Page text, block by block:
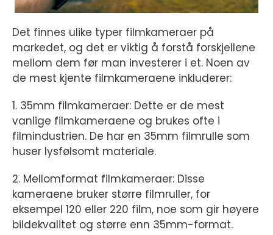
Det finnes ulike typer filmkameraer på
markedet, og det er viktig å forstå forskjellene
mellom dem før man investerer i et. Noen av
de mest kjente filmkameraene inkluderer:
1. 35mm filmkameraer: Dette er de mest
vanlige filmkameraene og brukes ofte i
filmindustrien. De har en 35mm filmrulle som
huser lysfølsomt materiale.
2. Mellomformat filmkameraer: Disse
kameraene bruker større filmruller, for
eksempel 120 eller 220 film, noe som gir høyere
bildekvalitet og større enn 35mm-format.